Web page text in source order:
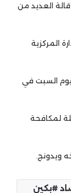
العديد من
المركزية
السبت في
لمكافحة
ويدونج.
#بكين
ضربات
وتصعيد